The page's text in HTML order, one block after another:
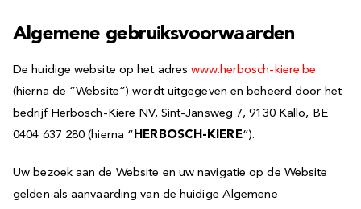
Algemene gebruiksvoorwaarden
De huidige website op het adreswww.herbosch-kiere.be
(hierna de “Website”) wordt uitgegeven en beheerd door het
bedrijf Herbosch-Kiere NV, Sint-Jansweg 7, 9130 Kallo, BE
0404 637 280 (hierna “ HERBOSCH-KIERE“).
Uw bezoek aan de Website en uw navigatie op de Website
gelden als aanvaarding van de huidige Algemene